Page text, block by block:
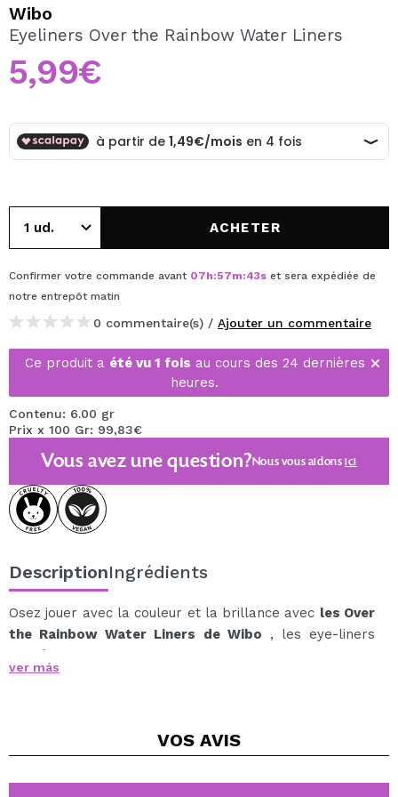
En créant un compte sur Maquibeauty.fr vous pourrez
effectuer vos achats rapidement, vérifier l'état de vos
commandes et consulter vos opérations précédentes.
CRÉER UN COMPTE
Wibo
Eyeliners Over the Rainbow Water Liners
5,99€
ACHETER
Confirmer votre commande avant 07h:57m:42s et sera expédiée de
notre entrepôt matin
0 commentaire(s) / Ajouter un commentaire
Ce produit a été vu 1 fois au cours des 24 dernières
heures.
Contenu: 6.00 gr
Prix x 100 Gr: 99,83€
Vous avez une question?Nous vous aidonsici
DescriptionIngrédients
Osez jouer avec la couleur et la brillance avec les Over
the Rainbow Water Liners de Wibo , les eye-liners
activés par l'eau qui transforment votre look avec des
reflets holographiques et métalliques.
ou des touches lumineuses d'un seul coup de pinceau.
pour obtenir une texture onctueuse et une couleur
ver más
VOS AVIS